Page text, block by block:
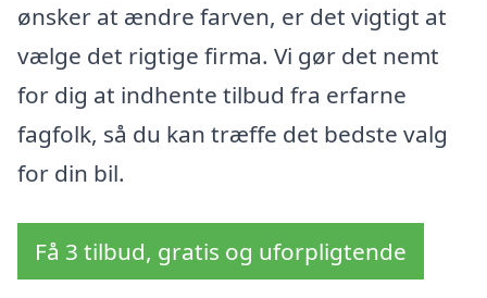
ønsker at ændre farven, er det vigtigt at
vælge det rigtige firma. Vi gør det nemt
for dig at indhente tilbud fra erfarne
fagfolk, så du kan træffe det bedste valg
for din bil.
Få 3 tilbud, gratis og uforpligtende